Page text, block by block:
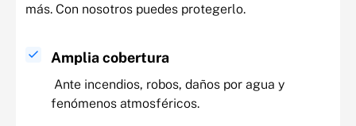
más. Con nosotros puedes protegerlo.
Amplia cobertura
Ante incendios, robos, daños por agua y
fenómenos atmosféricos.